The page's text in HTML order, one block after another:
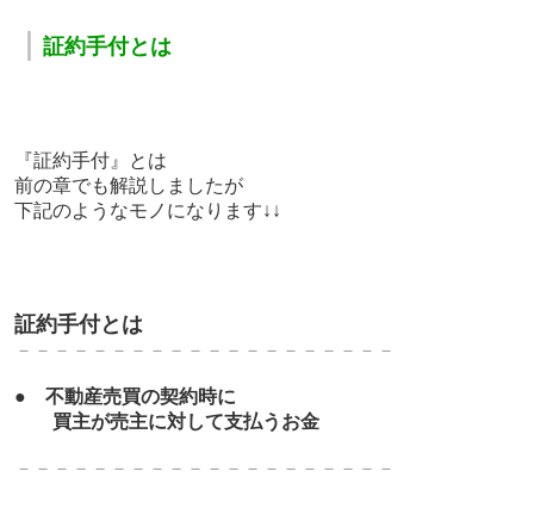
証約手付とは
『証約手付』とは
前の章でも解説しましたが
下記のようなモノになります↓↓
証約手付とは
－－－－－－－－－－－－－－－－－－－－
● 不動産売買の契約時に
買主が売主に対して支払うお金
－－－－－－－－－－－－－－－－－－－－